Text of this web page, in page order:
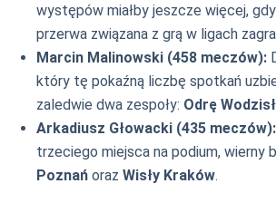
występów miałby jeszcze więcej,
przerwa związana z grą w ligach
Marcin Malinowski (458 meczów):
który tę pokaźną liczbę spotkań
zaledwie dwa zespoły: Odrę
Arkadiusz Głowacki (435 meczów):
trzeciego miejsca na podium, wierny
Poznań oraz Wisły Kraków.